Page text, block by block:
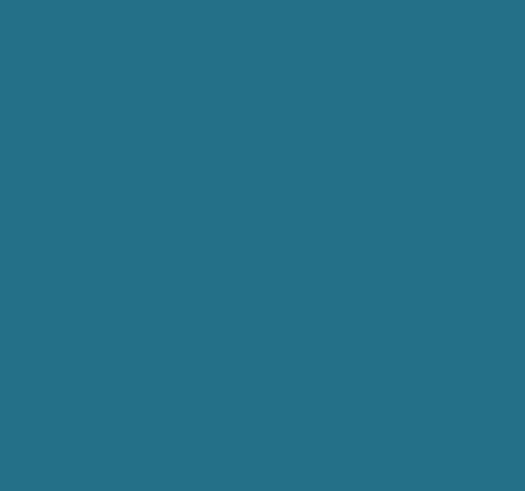
para receber matérias e artigos da AEPET em primeira